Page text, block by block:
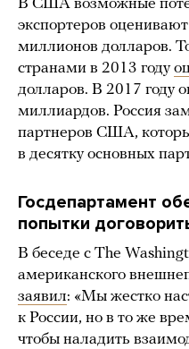
В США возможные
экспортеров
миллионов долларов.
странами в 2013 году
долларов. В 2017 году
миллиардов. Россия
партнеров США,
в десятку основных
Госдепартамент
попытки
В беседе с The
американского
заявил: «Мы жестко
к России, но в то же
чтобы наладить